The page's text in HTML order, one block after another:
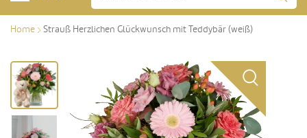
Home Strauß Herzlichen Glückwunsch mit Teddybär (weiß)